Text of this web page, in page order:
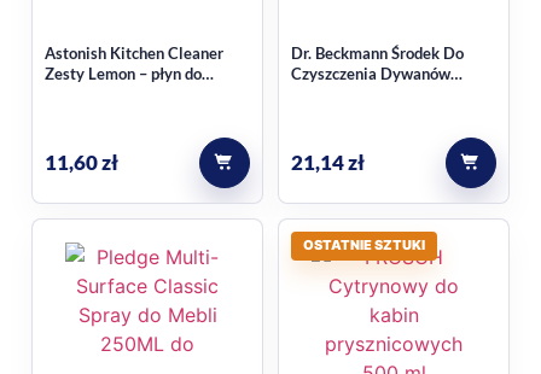
zabrudzeń.
go stosować?
W opisie wskazano zastosowanie do powierzchni
kuchennych, płyt grzewczych, okapów, piekarników i blatów.
Astonish Kitchen Cleaner
Zesty Lemon – płyn do
11,60zł
Dr. Beckmann Środek Do
Czyszczenia Dywanów
21,14zł
OSTATNIE SZTUKI